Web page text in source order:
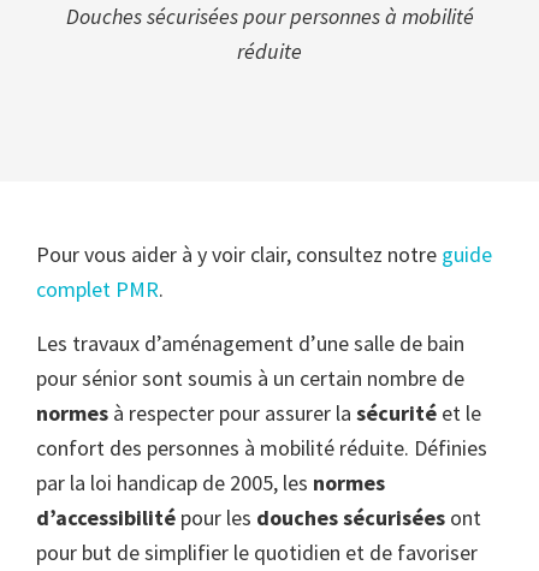
Douches sécurisées pour personnes à mobilité
réduite
Pour vous aider à y voir clair, consultez notre guide
complet PMR.
Les travaux d’aménagement d’une salle de bain
pour sénior sont soumis à un certain nombre de
normes à respecter pour assurer la sécurité et le
confort des personnes à mobilité réduite. Définies
par la loi handicap de 2005, les normes
d’accessibilité pour les douches sécurisées ont
pour but de simplifier le quotidien et de favoriser